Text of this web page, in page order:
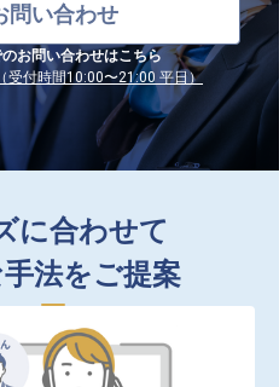
問い合わせ
お問い合わせはこちら
受付時間10:00〜21:00 平日）
に合わせて
法をご提案